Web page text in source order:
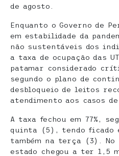
de agosto.
Enquanto o Governo de
em estabilidade da
não sustentáveis dos
a taxa de ocupação das
patamar considerado
segundo o plano de
desbloqueio de leitos
atendimento aos casos de
A taxa fechou em 77%,
quinta (5), tendo ficado
também na terça (3). No
estado chegou a ter 1,5